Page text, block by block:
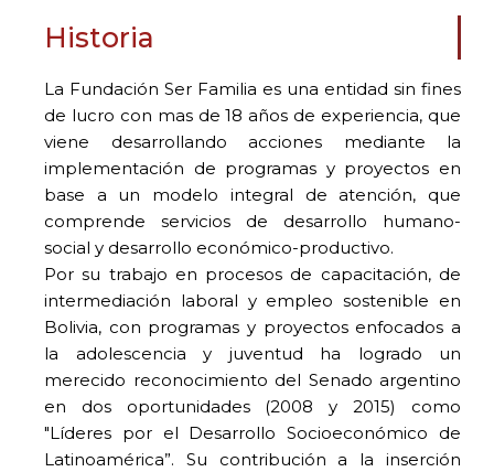
Historia
La Fundación Ser Familia es una entidad sin fines
de lucro con mas de 18 años de experiencia, que
viene desarrollando acciones mediante la
implementación de programas y proyectos en
base a un modelo integral de atención, que
comprende servicios de desarrollo humano-
social y desarrollo económico-productivo.
Por su trabajo en procesos de capacitación, de
intermediación laboral y empleo sostenible en
Bolivia, con programas y proyectos enfocados a
la adolescencia y juventud ha logrado un
merecido reconocimiento del Senado argentino
en dos oportunidades (2008 y 2015) como
"Líderes por el Desarrollo Socioeconómico de
Latinoamérica”. Su contribución a la inserción